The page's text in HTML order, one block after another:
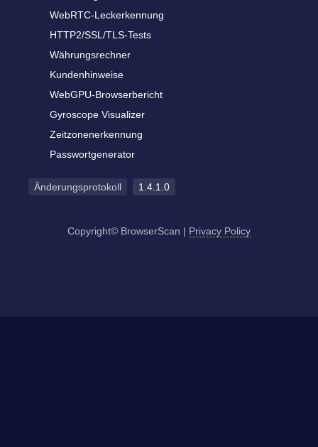
WebRTC-Leckerkennung
HTTP2/SSL/TLS-Tests
Währungsrechner
Kundenhinweise
WebGPU-Browserbericht
Gyroscope Visualizer
Zeitzonenerkennung
Passwortgenerator
Änderungsprotokoll 1.4.1.0
Copyright© BrowserScan | Privacy Policy